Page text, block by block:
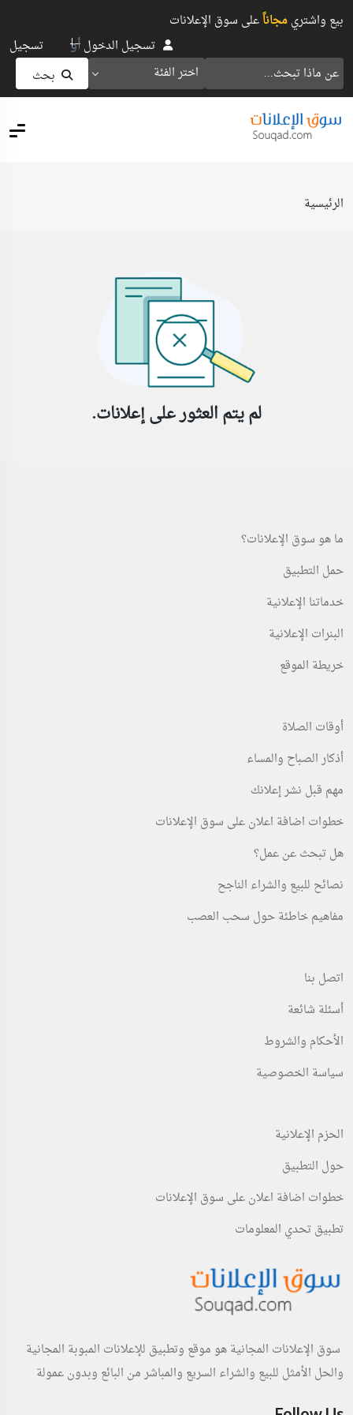
بيع واشتريمجاناًعلى سوق الإعلانات
اختر الفئة بحث
تسجيل الدخولأو تسجيل
الرئيسية
لم يتم العثور على إعلانات.
ما هو سوق الإعلانات؟
حمل التطبيق
خدماتنا الإعلانية
البنرات الإعلانية
خريطة الموقع
أوقات الصلاة
أذكار الصباح والمساء
مهم قبل نشر إعلانك
خطوات اضافة اعلان على سوق الإعلانات
هل تبحث عن عمل؟
نصائح للبيع والشراء الناجح
مفاهيم خاطئة حول سحب العصب
اتصل بنا
أسئلة شائعة
الأحكام والشروط
سياسة الخصوصية
الحزم الإعلانية
حول التطبيق
خطوات اضافة اعلان على سوق الإعلانات
تطبيق تحدي المعلومات
سوق الإعلانات المجانية هو موقع وتطبيق للإعلانات المبوبة المجانية
والحل الأمثل للبيع والشراء السريع والمباشر من البائع وبدون عمولة